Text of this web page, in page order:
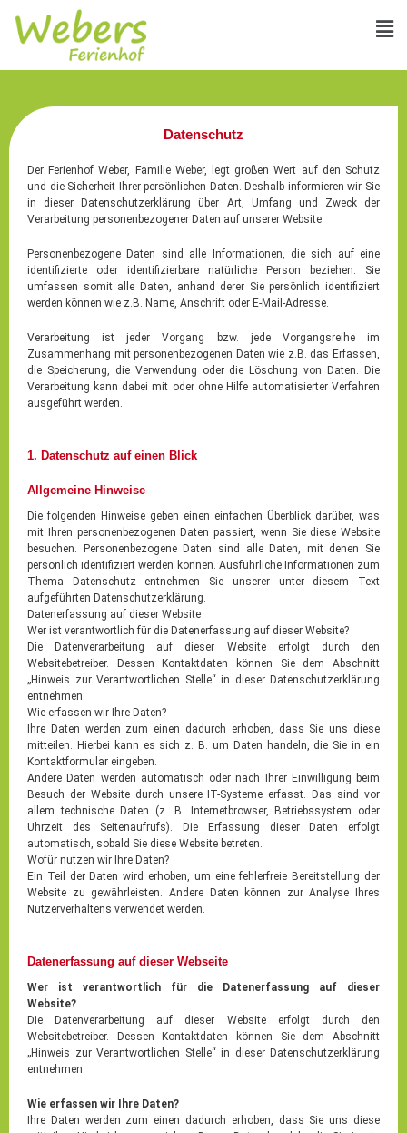
Datenschutz
Der Ferienhof Weber, Familie Weber, legt großen Wert auf den Schutz
und die Sicherheit Ihrer persönlichen Daten. Deshalb informieren wir Sie
in dieser Datenschutzerklärung über Art, Umfang und Zweck der
Verarbeitung personenbezogener Daten auf unserer Website.
Personenbezogene Daten sind alle Informationen, die sich auf eine
identifizierte oder identifizierbare natürliche Person beziehen. Sie
umfassen somit alle Daten, anhand derer Sie persönlich identifiziert
werden können wie z.B. Name, Anschrift oder E-Mail-Adresse.
Verarbeitung ist jeder Vorgang bzw. jede Vorgangsreihe im
Zusammenhang mit personenbezogenen Daten wie z.B. das Erfassen,
die Speicherung, die Verwendung oder die Löschung von Daten. Die
Verarbeitung kann dabei mit oder ohne Hilfe automatisierter Verfahren
ausgeführt werden.
1. Datenschutz auf einen Blick
Allgemeine Hinweise
Die folgenden Hinweise geben einen einfachen Überblick darüber, was
mit Ihren personenbezogenen Daten passiert, wenn Sie diese Website
besuchen. Personenbezogene Daten sind alle Daten, mit denen Sie
persönlich identifiziert werden können. Ausführliche Informationen zum
Thema Datenschutz entnehmen Sie unserer unter diesem Text
aufgeführten Datenschutzerklärung.
Datenerfassung auf dieser Website
Wer ist verantwortlich für die Datenerfassung auf dieser Website?
Die Datenverarbeitung auf dieser Website erfolgt durch den
Websitebetreiber. Dessen Kontaktdaten können Sie dem Abschnitt
„Hinweis zur Verantwortlichen Stelle“ in dieser Datenschutzerklärung
entnehmen.
Wie erfassen wir Ihre Daten?
Ihre Daten werden zum einen dadurch erhoben, dass Sie uns diese
mitteilen. Hierbei kann es sich z. B. um Daten handeln, die Sie in ein
Kontaktformular eingeben.
Andere Daten werden automatisch oder nach Ihrer Einwilligung beim
Besuch der Website durch unsere IT-Systeme erfasst. Das sind vor
allem technische Daten (z. B. Internetbrowser, Betriebssystem oder
Uhrzeit des Seitenaufrufs). Die Erfassung dieser Daten erfolgt
automatisch, sobald Sie diese Website betreten.
Wofür nutzen wir Ihre Daten?
Ein Teil der Daten wird erhoben, um eine fehlerfreie Bereitstellung der
Website zu gewährleisten. Andere Daten können zur Analyse Ihres
Nutzerverhaltens verwendet werden.
Datenerfassung auf dieser Webseite
Wer ist verantwortlich für die Datenerfassung auf dieser
Website?
Die Datenverarbeitung auf dieser Website erfolgt durch den
Websitebetreiber. Dessen Kontaktdaten können Sie dem Abschnitt
„Hinweis zur Verantwortlichen Stelle“ in dieser Datenschutzerklärung
entnehmen.
Wie erfassen wir Ihre Daten?
Ihre Daten werden zum einen dadurch erhoben, dass Sie uns diese